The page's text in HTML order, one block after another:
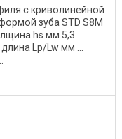
с криволинейной
зуба STD S8M
hs мм 5,3
Lp/Lw мм ...